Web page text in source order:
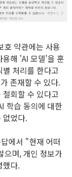
호 약관에는 사용
용해 'AI 모델'을 훈
처리를 한다고
존재할 수 있다.
회할 수 있다고
학습 동의에 대한
없었다.
에서 "현재 어떠
으며, 개인 정보가
했다.